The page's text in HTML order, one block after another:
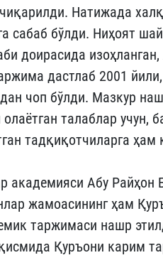
Натижада
сабаб бўлди. Ниҳоят
доирасида
дастлаб 2001
чоп бўлди. Мазкур
талаблар учун,
тадқиқотчиларга ҳам
академияси Абу Райҳон
жамоасининг ҳам
таржимаси нашр
Қуръони карим